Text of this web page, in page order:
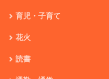
育児・子育て
花火
読書